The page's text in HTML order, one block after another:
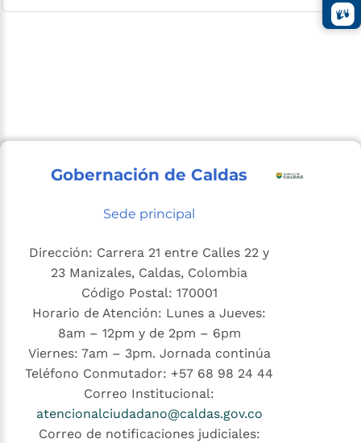
Gobernación de Caldas
Sede principal
Dirección: Carrera 21 entre Calles 22 y
23 Manizales, Caldas, Colombia
Código Postal: 170001
Horario de Atención: Lunes a Jueves:
8am – 12pm y de 2pm – 6pm
Viernes: 7am – 3pm. Jornada continúa
Teléfono Conmutador: +57 68 98 24 44
Correo Institucional:
atencionalciudadano@caldas.gov.co
Correo de notificaciones judiciales: